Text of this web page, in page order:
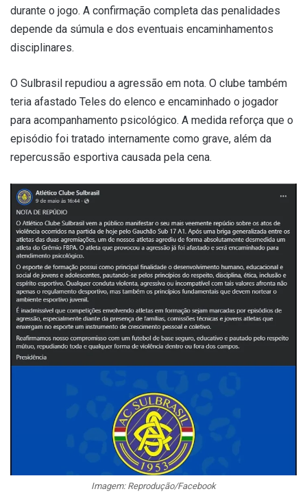
durante o jogo. A confirmação completa das penalidades
depende da súmula e dos eventuais encaminhamentos
disciplinares.
O Sulbrasil repudiou a agressão em nota. O clube também
teria afastado Teles do elenco e encaminhado o jogador
para acompanhamento psicológico. A medida reforça que o
episódio foi tratado internamente como grave, além da
repercussão esportiva causada pela cena.
Imagem: Reprodução/Facebook